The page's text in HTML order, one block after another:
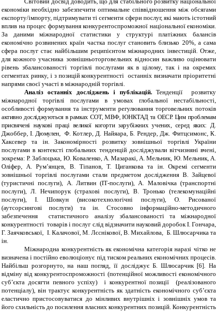
економіки необхідно забезпечити оптимальне співвідношення між обсягами
експорту/імпорту, підтримувати ті сегменти сфери послуг, які мають істотний
вплив на процес формування конкурентоспроможної національної економіки.
За даними міжнародної статистики у структурі платіжних балансів
економічно розвинених країн частка послуг становить близько 20%, а сама
сфера послуг стає найбільшим реципієнтом міжнародних інвестицій. Отже,
для кожного учасника зовнішньоторговельних відносин важливо оцінювати
рівень збалансованості торгівлі послугами як в цілому, так і на окремих
сегментах ринку, і з позицій конкурентності останніх визначати пріоритетні
напрями своєї участі в міжнародній торгівлі.
Аналіз останніх досліджень і публікацій. Тенденціїрозвитку
міжнародної торгівлі послугами в умовах глобальної нестабільності,
особливості формування та інструменти регулювання торговельних потоків
активно досліджуються в рамках СОТ, МВФ, ЮНКТАД та ОЕСР. Цим проблемам
присвячені наукові праці великої когорти зарубіжних учених, серед яких: Д.
Джоббер,І. Дюмулен, Ф. Котлер, Д. Найяара, Б. Рендер, Дж. Фитцсимонс, К.
Хаксевер та ін. Закономірності розвитку зовнішньої торгівлі України
послугами в контексті глобальних тенденцій досліджували вітчизняні вчені,
зокрема:Р. Заблоцька, Ю. Коваленко, А. Мазаракі, А. Мельник, Ю. Мельник, А.
Оліфер, А. Рум’янцев, В. Тіпанов, Т. Циганкова та ін. Окремі сегменти
зовнішньої торгівлі послугами стали предметом дослідження В. Зайцевої
(туристичні послуги), А. Литвин (ІТ-послуги), А. Маловічка (транспортні
послуги), Л. Нечипорук (страхові послуги), В. Тронько (телекомунаційні
послуги), І. Шовкун (високотехнологічні послуги), О. Рисованої
(аутсорсингові послуги) та ін. Стосовно інформаційно-методичного
забезпечення статистичного аналізу збалансованості та міжнародної
конкурентності товарів і послуг слід відзначити науковий доробок І. Гончара,
Г. Заячковської, І. Калачової, М. Лєснікової, В. Михайлова, Б. Шлюсарчика та
ін.
Міжнародна конкурентність як економічна категорія наразі чітко не
визначена і постійно еволюціонує під тиском реальних економічних процесів.
Найбільш розгорнуто, на наш погляд, її досліджує Б. Шлюсарчик [6]. На
відміну від конкурентоспроможності (потенційної можливості економічного
суб’єкта досягти певного успіху) і конкурентної позиції (реалізованого
потенціалу), він трактує конкурентність як здатність економічного суб’єкта
еластично пристосовуватися до мінливих внутрішніх і зовнішніх умов та
його схильність до посилення власних конкурентних позицій.Конкурентність